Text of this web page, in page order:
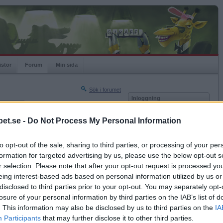
- Do Not Process My Personal Information
opt-out of the sale, sharing to third parties, or processing of your
for targeted advertising by us, please use the below opt-out
selection. Please note that after your opt-out request is processed
interest-based ads based on personal information utilized by us
to third parties prior to your opt-out. You may separately
of your personal information by third parties on the IAB’s list of
This information may also be disclosed by us to third parties on the
Participants that may further disclose it to other third parties.
Forum Min sida
Sök i forumet
Nästa sida »
2015-08-04 11:25
Inloggning
Kom ihåg mig
Glömt ditt lösenord?
Få ny aktiveringslänk
Betapet är gratis!